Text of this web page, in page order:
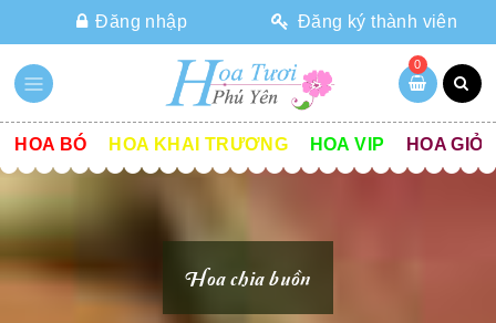
Đăng nhập Đăng ký thành viên
0
HOA BÓ HOA KHAI TRƯƠNG HOA VIP HOA GIỎ
Hoa chia buồn